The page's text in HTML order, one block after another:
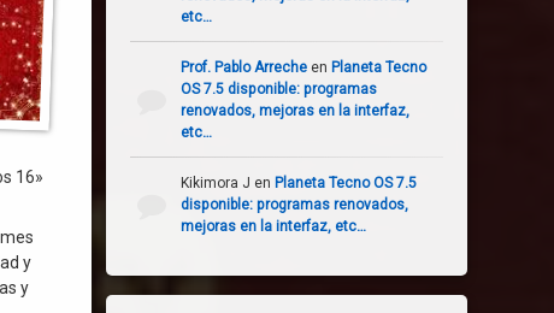
16»
y
y
etc…
Prof. Pablo Arrecheen Planeta Tecno
OS 7.5 disponible: programas
renovados, mejoras en la interfaz,
etc…
Kikimora J en Planeta Tecno OS 7.5
disponible: programas renovados,
mejoras en la interfaz, etc…